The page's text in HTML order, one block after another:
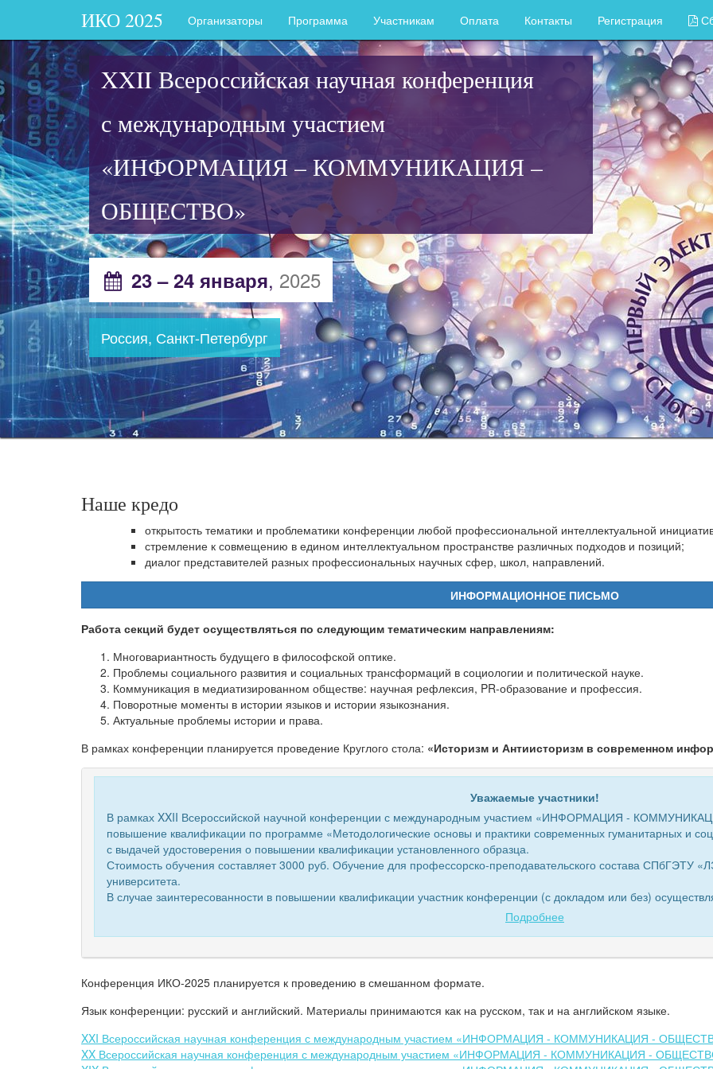
ИКО 2025 Организаторы Программа Участникам Оплата Контакты Регистрация
XXII Всероссийская научная конференция
с международным участием
«ИНФОРМАЦИЯ – КОММУНИКАЦИЯ –
ОБЩЕСТВО»
23 – 24 января, 2025
Россия, Санкт-Петербург
Наше кредо
открытость тематики и проблематики конференции любой профессиональной интеллектуальной
стремление к совмещению в едином интеллектуальном пространстве различных подходов и позиций;
диалог представителей разных профессиональных научных сфер, школ, направлений.
ИНФОРМАЦИОННОЕ ПИСЬМО
Работа секций будет осуществляться по следующим тематическим направлениям:
Многовариантность будущего в философской оптике.
Проблемы социального развития и социальных трансформаций в социологии и политической науке.
Коммуникация в медиатизированном обществе: научная рефлексия, PR-образование и профессия.
Поворотные моменты в истории языков и истории языкознания.
Актуальные проблемы истории и права.
В рамках конференции планируется проведение Круглого стола: «Историзм и Антиисторизм в современном
Уважаемые участники!
В рамках XXII Всероссийской научной конференции с международным участием «ИНФОРМАЦИЯ -
повышение квалификации по программе «Методологические основы и практики современных гуманитарных и
с выдачей удостоверения о повышении квалификации установленного образца.
Стоимость обучения составляет 3000 руб. Обучение для профессорско-преподавательского состава СПбГЭТУ
университета.
В случае заинтересованности в повышении квалификации участник конференции (с докладом или без)
Подробнее
Конференция ИКО-2025 планируется к проведению в смешанном формате.
Язык конференции: русский и английский. Материалы принимаются как на русском, так и на английском языке.
XXI Всероссийская научная конференция с международным участием «ИНФОРМАЦИЯ - КОММУНИКАЦИЯ -
XX Всероссийская научная конференция с международным участием «ИНФОРМАЦИЯ - КОММУНИКАЦИЯ -